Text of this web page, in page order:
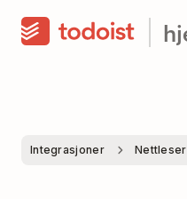
Integrasjoner